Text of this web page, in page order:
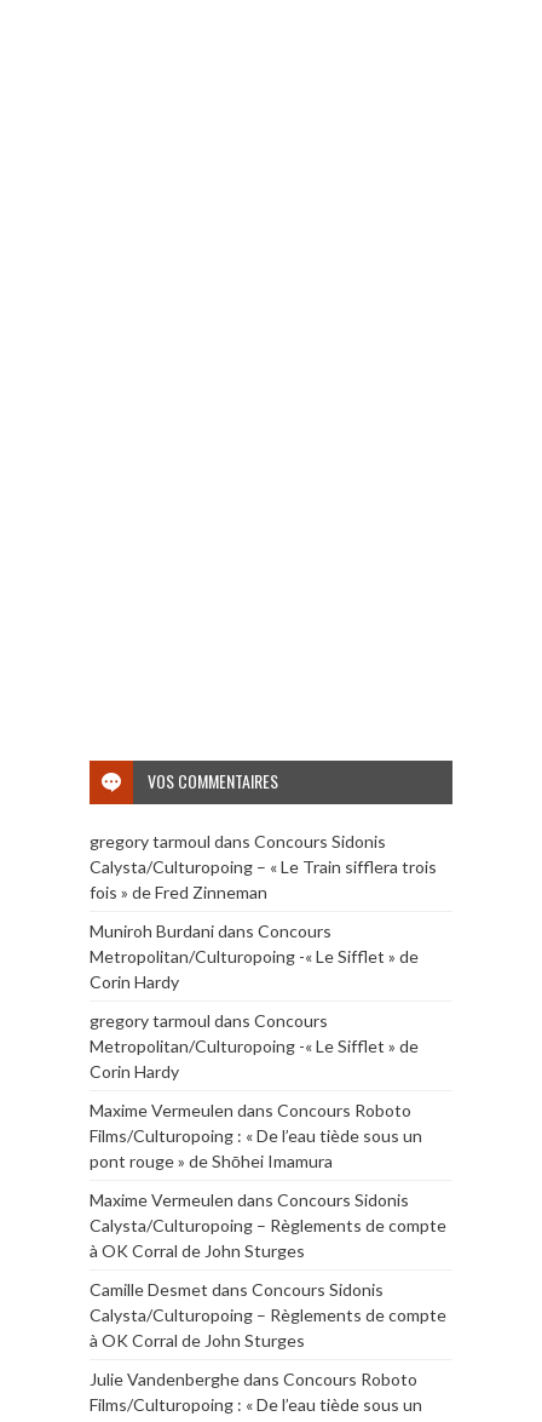
VOS COMMENTAIRES
gregory tarmoul dans Concours Sidonis
Calysta/Culturopoing – « Le Train sifflera trois
fois » de Fred Zinneman
Muniroh Burdanidans Concours
Metropolitan/Culturopoing -« Le Sifflet » de
Corin Hardy
gregory tarmoul dans Concours
Metropolitan/Culturopoing -« Le Sifflet » de
Corin Hardy
Maxime Vermeulen dans Concours Roboto
Films/Culturopoing : « De l’eau tiède sous un
pont rouge » de Shōhei Imamura
Maxime Vermeulen dans Concours Sidonis
Calysta/Culturopoing – Règlements de compte
à OK Corral de John Sturges
Camille Desmet dans Concours Sidonis
Calysta/Culturopoing – Règlements de compte
à OK Corral de John Sturges
Julie Vandenberghedans Concours Roboto
Films/Culturopoing : « De l’eau tiède sous un